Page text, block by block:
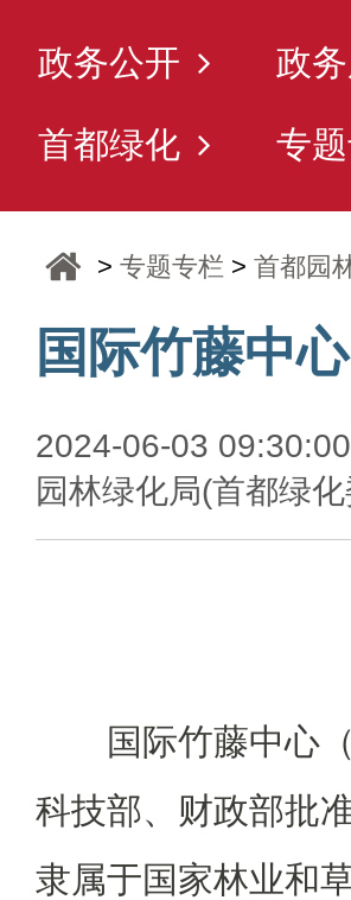
政务公开 政
首都绿化 专
>专题专栏 >首都园
国际竹藤中心
2024-06-03
园林绿化局(首都绿
国际竹藤中心
科技部、财政部批
隶属于国家林业和